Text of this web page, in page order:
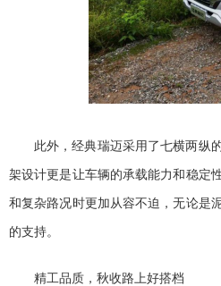
此外，经典瑞迈采用了七横两纵
架设计更是让车辆的承载能力和稳定
和复杂路况时更加从容不迫，无论是
的支持。
精工品质，秋收路上好搭档